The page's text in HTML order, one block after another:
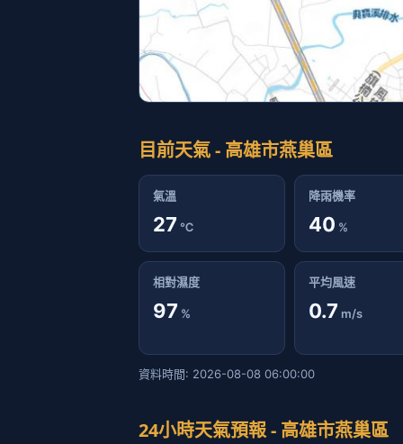
目前天氣 - 高雄市燕巢區
氣溫
27 ℃
降雨機率
40 %
相對濕度
97 %
平均風速
0.7 m/s
資料時間: 2026-08-08 06:00:00
24小時天氣預報 - 高雄市燕巢區